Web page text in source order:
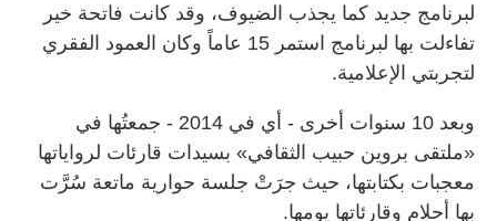
لبرنامج جديد كما يجذب الضيوف، وقد كانت فاتحة خير
تفاءلت بها لبرنامج استمر 15 عاماً وكان العمود الفقري
لتجربتي الإعلامية.
وبعد 10 سنوات أخرى - أي في 2014 - جمعتُها في
«ملتقى بروين حبيب الثقافي» بسيدات قارئات لرواياتها
معجبات بكتابتها، حيث جرَتْ جلسة حوارية ماتعة سُرَّت
بها أحلام وقارئاتها يومها.